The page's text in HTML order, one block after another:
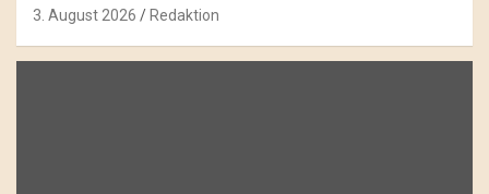
3. August 2026 Redaktion